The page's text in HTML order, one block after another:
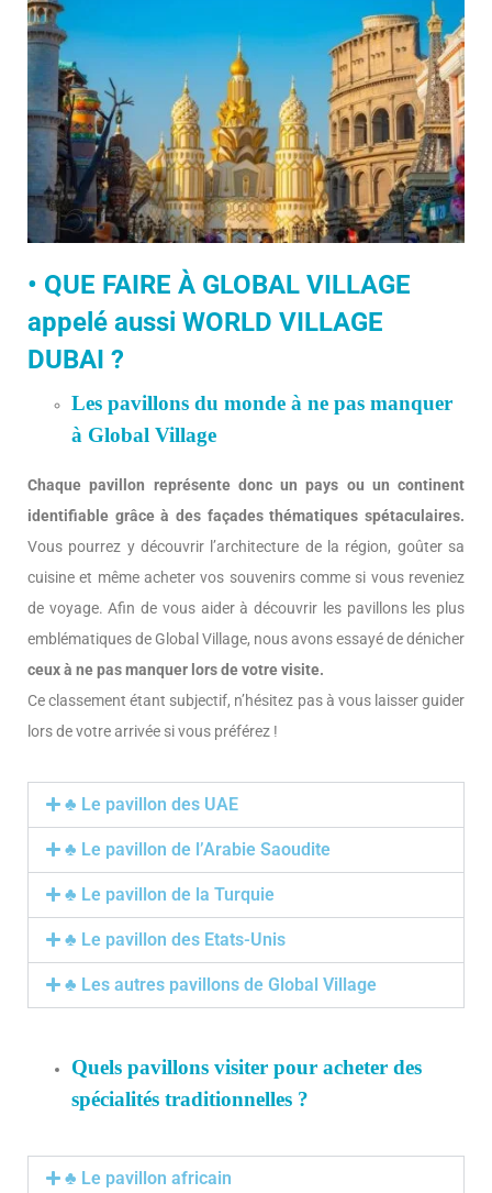
• QUE FAIRE À GLOBAL VILLAGE
appelé aussi WORLD VILLAGE
DUBAI ?
Les pavillons du monde à ne pas manquer
à Global Village
Chaque pavillon représente donc un pays ou un continent
identifiable grâce à des façades thématiques spétaculaires.
Vous pourrez y découvrir l’architecture de la région, goûter sa
cuisine et même acheter vos souvenirs comme si vous reveniez
de voyage. Afin de vous aider à découvrir les pavillons les plus
emblématiques de Global Village, nous avons essayé de dénicher
ceux à ne pas manquer lors de votre visite.
Ce classement étant subjectif, n’hésitez pas à vous laisser guider
lors de votre arrivée si vous préférez !
♣ Le pavillon des UAE
♣ Le pavillon de l’Arabie Saoudite
♣ Le pavillon de la Turquie
♣ Le pavillon des Etats-Unis
♣ Les autres pavillons de Global Village
Quels pavillons visiter pour acheter des
spécialités traditionnelles ?
♣ Le pavillon africain